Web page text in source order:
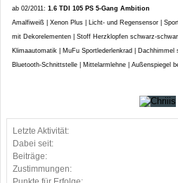
Letzte Aktivität:
Dabei seit:
Beiträge:
Zustimmungen:
ab 02/2011: 1.6 TDI 105 PS 5-Gang Ambition
Amalfiweiß | Xenon Plus | Licht- und Regensensor |
mit Dekorelementen | Stoff Herzklopfen schwarz-
Klimaautomatik | MuFu Sportlederlenkrad | Dachhimmel
Bluetooth-Schnittstelle | Mittelarmlehne | Außenspiegel